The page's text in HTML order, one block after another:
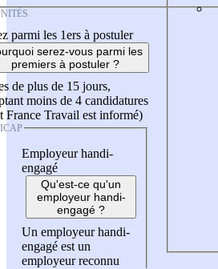
parmi les 1ers à postuler
serez-vous parmi les
premiers à postuler ?
de plus de 15 jours,
moins de 4 candidatures
France Travail est informé)
Employeur handi-
engagé
Qu'est-ce qu'un
employeur handi-
engagé ?
Un employeur handi-
engagé est un
employeur reconnu